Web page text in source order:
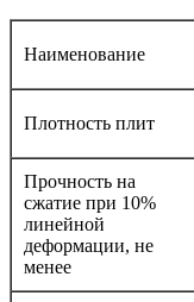
Наименование
Плотность плит
Прочность на
сжатие при 10%
линейной
деформации, не
менее